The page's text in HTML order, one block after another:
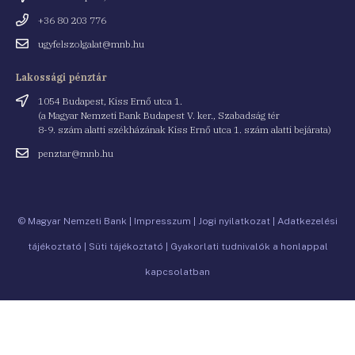
Telefonszám
+36 80 203 776
Emailugyfelszolgalat@mnb.hu
Lakossági pénztár
Cím
1054 Budapest, Kiss Ernő utca 1.
(a Magyar Nemzeti Bank Budapest V. ker., Szabadság tér
8-9. szám alatti székházának Kiss Ernő utca 1. szám alatti bejárata)
Emailpenztar@mnb.hu
© Magyar Nemzeti Bank Impresszum Jogi nyilatkozat| Adatkezelési
tájékoztató Süti tájékoztató Gyakorlati tudnivalók a honlappal
kapcsolatban